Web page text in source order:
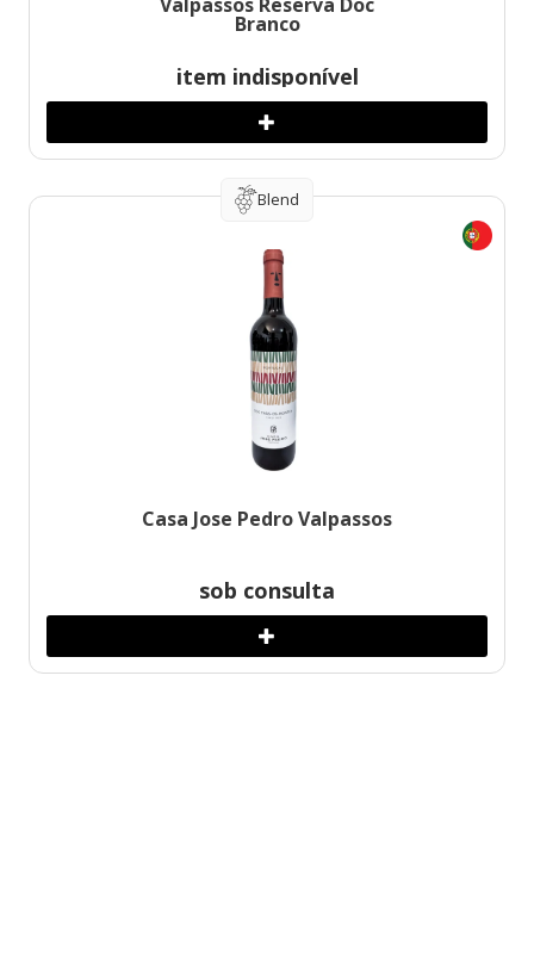
Valpassos Reserva Doc
Branco
item indisponível
Blend
Casa Jose Pedro Valpassos
sob consulta